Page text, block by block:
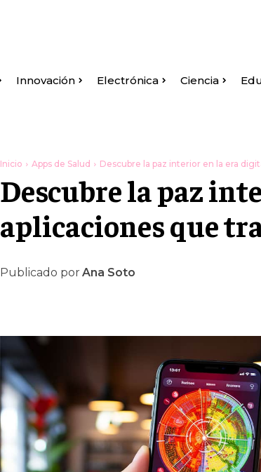
Innovación Electrónica Ciencia
Inicio Apps de Salud Descubre la paz interior en la era
Descubre la paz
aplicaciones que
Publicado por Ana Soto